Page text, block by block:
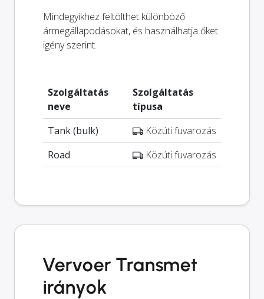
Mindegyikhez feltölthet különböző
ármegállapodásokat, és használhatja őket
igény szerint.
Szolgáltatás
neve
Szolgáltatás
típusa
Tank (bulk)
Közúti fuvarozás
Road
Közúti fuvarozás
Vervoer Transmet
irányok